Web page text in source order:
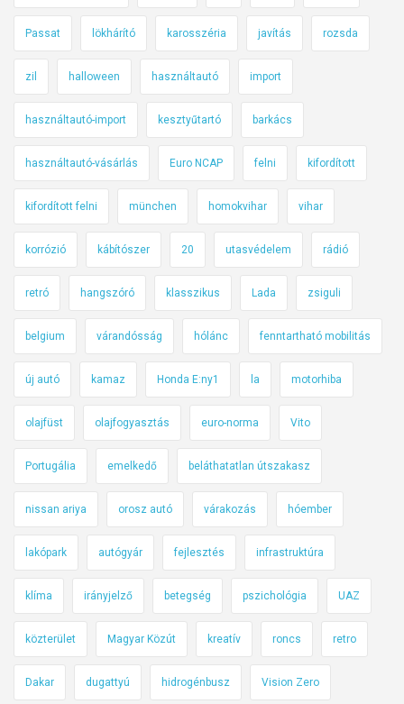
Passat lökhárító karosszéria javítás rozsda
zil halloween használtautó import
használtautó-import kesztyűtartó barkács
használtautó-vásárlás Euro NCAP felni kifordított
kifordított felni münchen homokvihar vihar
korrózió kábítószer 20 utasvédelem rádió
retró hangszóró klasszikus Lada zsiguli
belgium várandósság hólánc fenntartható mobilitás
új autó kamaz Honda E:ny1 la motorhiba
olajfüst olajfogyasztás euro-norma Vito
Portugália emelkedő beláthatatlan útszakasz
nissan ariya orosz autó várakozás hóember
lakópark autógyár fejlesztés infrastruktúra
klíma irányjelző betegség pszichológia UAZ
közterület Magyar Közút kreatív roncs retro
Dakar dugattyú hidrogénbusz Vision Zero